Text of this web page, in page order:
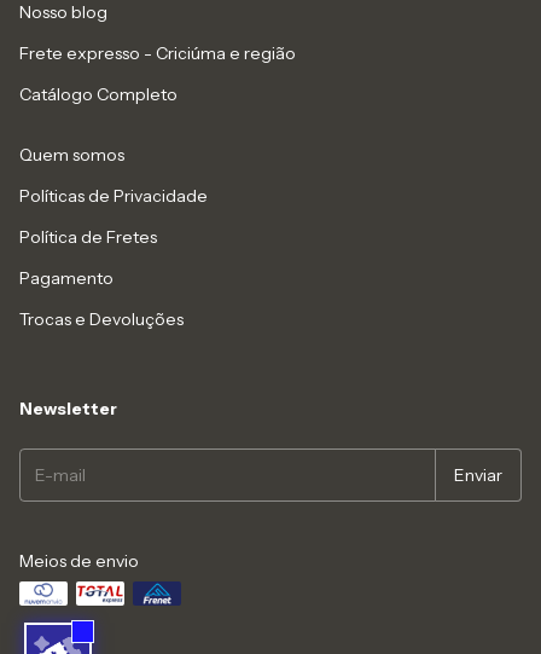
Nosso blog
Frete expresso - Criciúma e região
Catálogo Completo
Quem somos
Políticas de Privacidade
Política de Fretes
Pagamento
Trocas e Devoluções
Newsletter
Meios de envio